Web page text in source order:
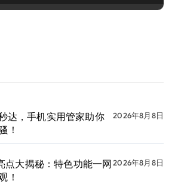
达，手机实用管家助你
！
2026年8月8日
点大揭秘：特色功能一网
！
2026年8月8日